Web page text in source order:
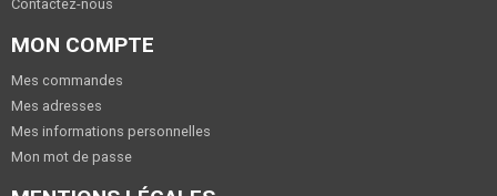
Contactez-nous
MON COMPTE
Mes commandes
Mes adresses
Mes informations personnelles
Mon mot de passe